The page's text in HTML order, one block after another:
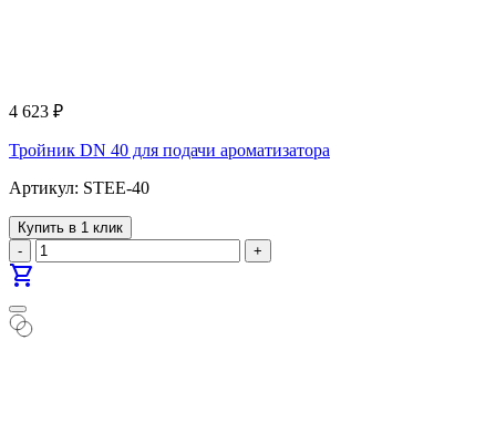
4 623 ₽
Тройник DN 40 для подачи ароматизатора
Артикул: STEE-40
Купить в 1 клик
-
+
shopping_cart